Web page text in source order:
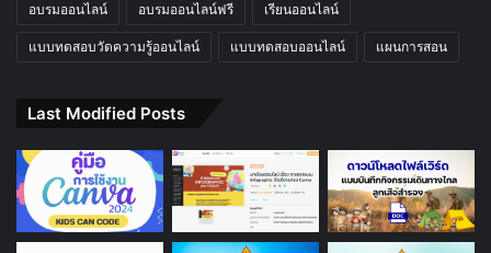
อบรมออนไลน์ อบรมออนไลน์ฟรี เรียนออนไลน์
แบบทดสอบวัดความรู้ออนไลน์ แบบทดสอบออนไลน์ แผนการสอน
Last Modified Posts